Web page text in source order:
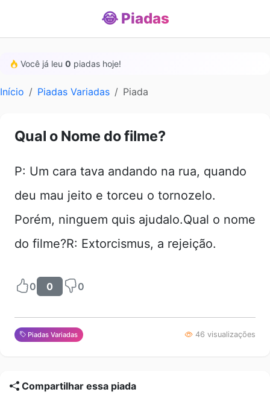
😂 Piadas
Você já leu 0 piadas hoje!
Início Piadas Variadas Piada
Qual o Nome do filme?
P: Um cara tava andando na rua, quando
deu mau jeito e torceu o tornozelo.
Porém, ninguem quis ajudalo.Qual o nome
do filme?R: Extorcismus, a rejeição.
0 0 0
Piadas Variadas 46 visualizações
Compartilhar essa piada